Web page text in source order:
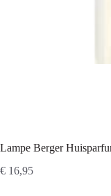
Lampe Berger
€ 16,95